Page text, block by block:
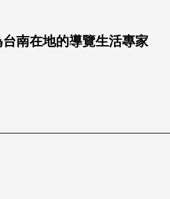
台南在地的導覽生活專家